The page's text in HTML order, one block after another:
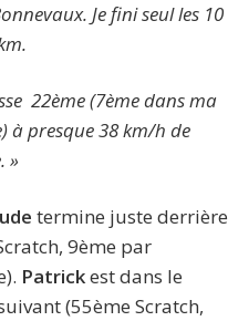
Je fini seul les 10
22ème (7ème dans ma
à presque 38 km/h de
»
termine juste derrière
9ème par
Patrickest dans le
(55ème Scratch,